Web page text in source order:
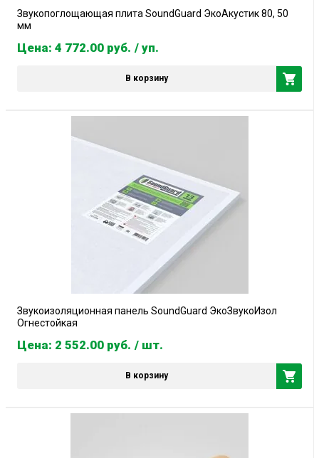
Звукопоглощающая плита SoundGuard ЭкоАкустик 80, 50
мм
Цена: 4 772.00 руб. / уп.
В корзину
Звукоизоляционная панель SoundGuard ЭкоЗвукоИзол
Огнестойкая
Цена: 2 552.00 руб. / шт.
В корзину